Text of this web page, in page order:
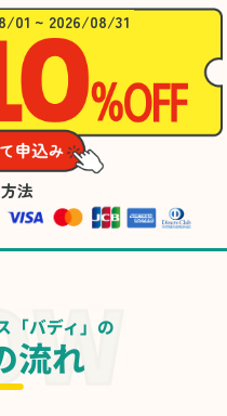
01 ~ 2026/08/31
法
「バディ」の
流れ